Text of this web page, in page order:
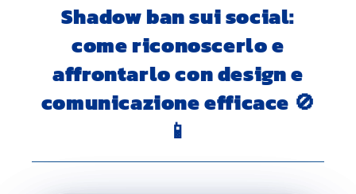
Shadow ban sui social:
come riconoscerlo e
affrontarlo con design e
comunicazione efficace 🚫
📱